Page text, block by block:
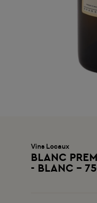
Vins Locaux
BLANC
- BLANC -